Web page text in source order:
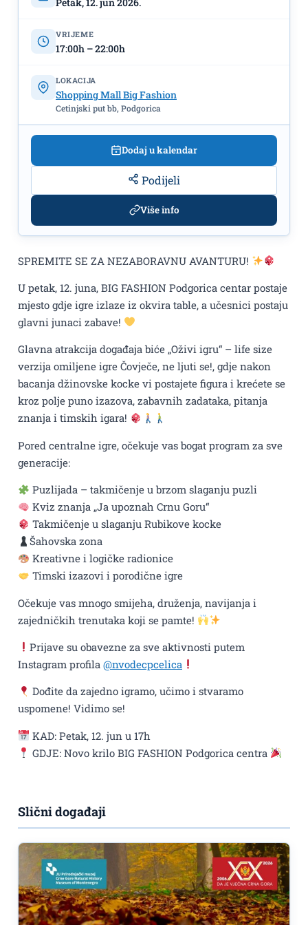
SPREMITE SE ZA NEZABORAVNU AVANTURU!
U petak, 12. juna, BIG FASHION Podgorica centar postaje
mjesto gdje igre izlaze iz okvira table, a učesnici postaju
glavni junaci zabave!
Glavna atrakcija događaja biće „Oživi igru“ – life size
verzija omiljene igre Čovječe, ne ljuti se!, gdje nakon
bacanja džinovske kocke vi postajete figura i krećete se
kroz polje puno izazova, zabavnih zadataka, pitanja
znanja i timskih igara!
Pored centralne igre, očekuje vas bogat program za sve
generacije:
Puzlijada – takmičenje u brzom slaganju puzli
Kviz znanja „Ja upoznah Crnu Goru“
Takmičenje u slaganju Rubikove kocke
Šahovska zona
Kreativne i logičke radionice
Timski izazovi i porodične igre
Očekuje vas mnogo smijeha, druženja, navijanja i
zajedničkih trenutaka koji se pamte!
Prijave su obavezne za sve aktivnosti putem
Instagram profila @nvodecpcelica
Dođite da zajedno igramo, učimo i stvaramo
uspomene! Vidimo se!
KAD: Petak, 12. jun u 17h
GDJE: Novo krilo BIG FASHION Podgorica centra
VRIJEME
17:00h – 22:00h
LOKACIJA
Shopping Mall Big Fashion
Cetinjski put bb, Podgorica
Dodaj u kalendar
Podijeli
Više info
Slični događaji